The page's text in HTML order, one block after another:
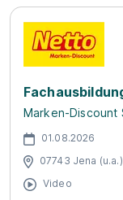
Marken-Discount
01.08.2026
07743 Jena (u.a.)
Video